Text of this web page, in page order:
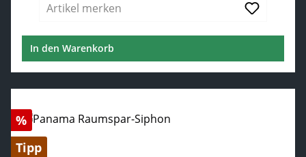
Artikel merken
In den Warenkorb
Rabatt
%
Tipp